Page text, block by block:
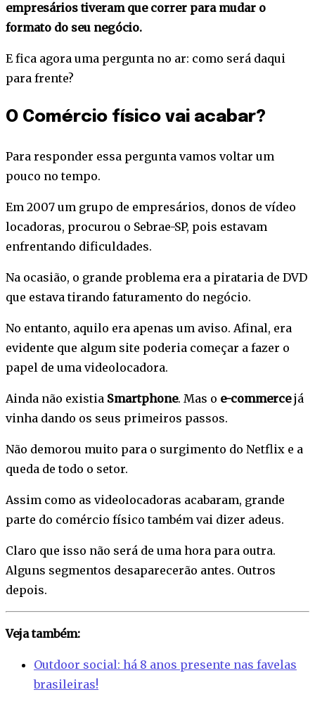
empresários tiveram que correr para mudar o
formato do seu negócio.
E fica agora uma pergunta no ar: como será daqui
para frente?
O Comércio físico vai acabar?
Para responder essa pergunta vamos voltar um
pouco no tempo.
Em 2007 um grupo de empresários, donos de vídeo
locadoras, procurou o Sebrae-SP, pois estavam
enfrentando dificuldades.
Na ocasião, o grande problema era a pirataria de DVD
que estava tirando faturamento do negócio.
No entanto, aquilo era apenas um aviso. Afinal, era
evidente que algum site poderia começar a fazer o
papel de uma videolocadora.
Ainda não existia Smartphone. Mas o e-commercejá
vinha dando os seus primeiros passos.
Não demorou muito para o surgimento do Netflix e a
queda de todo o setor.
Assim como as videolocadoras acabaram, grande
parte do comércio físico também vai dizer adeus.
Claro que isso não será de uma hora para outra.
Alguns segmentos desaparecerão antes. Outros
depois.
Veja também:
Outdoor social: há 8 anos presente nas favelas
brasileiras!